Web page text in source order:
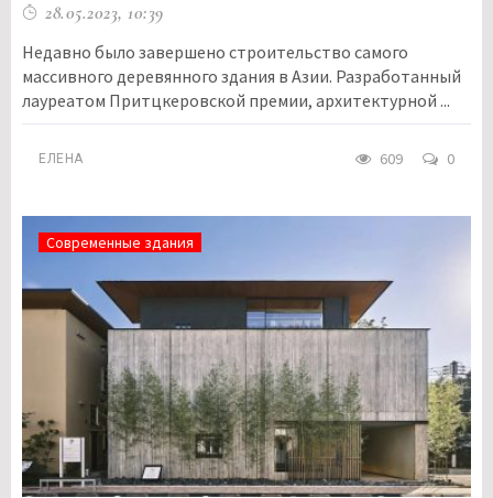
28.05.2023, 10:39
Недавно было завершено строительство самого
массивного деревянного здания в Азии. Разработанный
лауреатом Притцкеровской премии, архитектурной ...
ЕЛЕНА 609 0
Современные здания